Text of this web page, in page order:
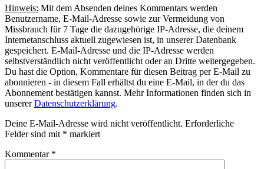
Hinweis: Mit dem Absenden deines Kommentars werden
Benutzername, E-Mail-Adresse sowie zur Vermeidung von
Missbrauch für 7 Tage die dazugehörige IP-Adresse, die deinem
Internetanschluss aktuell zugewiesen ist, in unserer Datenbank
gespeichert. E-Mail-Adresse und die IP-Adresse werden
selbstverständlich nicht veröffentlicht oder an Dritte weitergegeben.
Du hast die Option, Kommentare für diesen Beitrag per E-Mail zu
abonnieren - in diesem Fall erhältst du eine E-Mail, in der du das
Abonnement bestätigen kannst. Mehr Informationen finden sich in
unsererDatenschutzerklärung.
Deine E-Mail-Adresse wird nicht veröffentlicht. Erforderliche
Felder sind mit * markiert
Kommentar *